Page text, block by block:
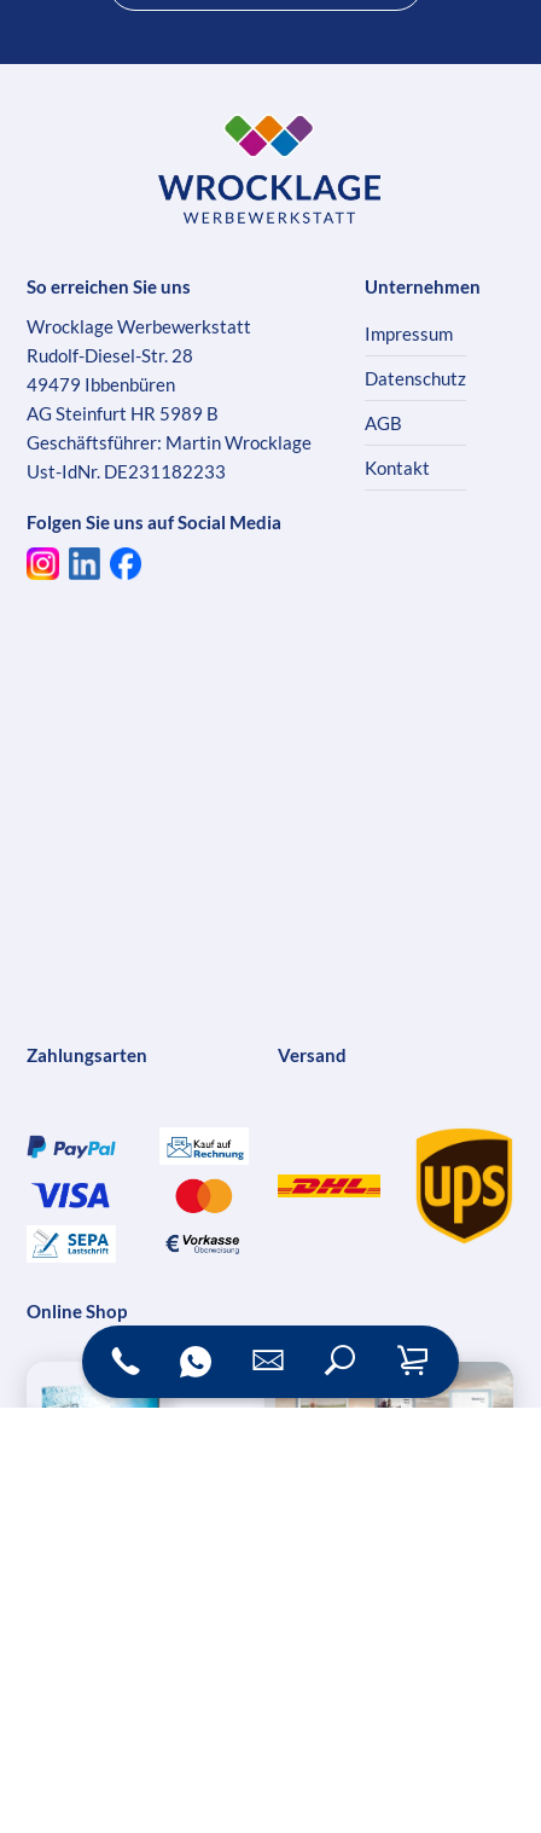
So erreichen Sie uns
Wrocklage Werbewerkstatt
Rudolf-Diesel-Str. 28
49479 Ibbenbüren
AG Steinfurt HR 5989 B
Geschäftsführer: Martin Wrocklage
Ust-IdNr. DE231182233
Folgen Sie uns auf Social Media
Unternehmen
Impressum
Datenschutz
AGB
Kontakt
Zahlungsarten Versand
Online Shop